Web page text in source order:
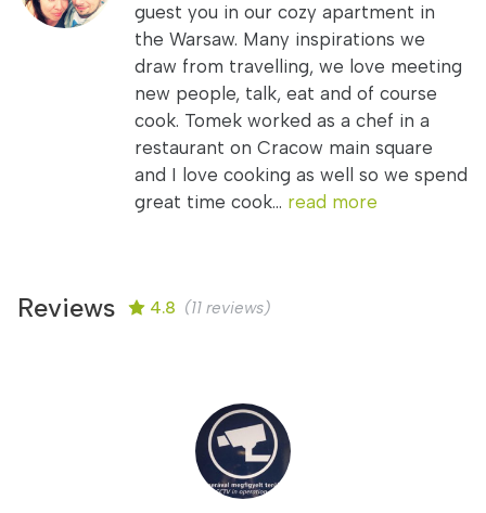
guest you in our cozy apartment in
the Warsaw. Many inspirations we
draw from travelling, we love meeting
new people, talk, eat and of course
cook. Tomek worked as a chef in a
restaurant on Cracow main square
and I love cooking as well so we spend
great time cook... read more
Reviews 4.8 (11 reviews)